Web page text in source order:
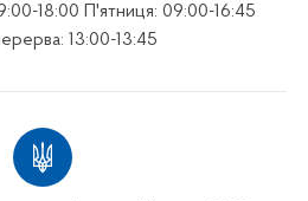
18:00 П'ятниця: 09:00-16:45
13:00-13:45